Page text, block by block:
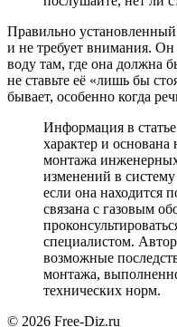
Правильно
и не требует внимания.
воду там, где она должна
не ставьте её «лишь бы
бывает, особенно когда
Информация в
характер и
монтажа
изменений в
если она находится
связана с газовым
специалистом. Автор
возможные
монтажа,
технических норм.
© 2026 Free-Diz.ru